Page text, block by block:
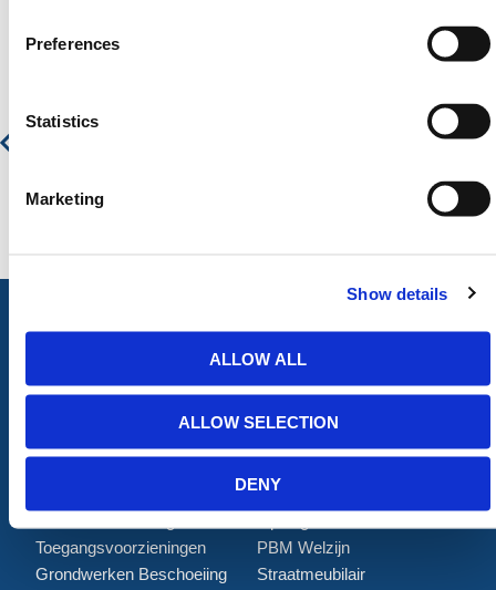
Preferences
Statistics
Marketing
Show details
ALLOW ALL
ALLOW SELECTION
DENY
Toegangsvoorzieningen
Grondwerken Beschoeiing
Tillen en Transport
Afval en absorptiemateriaal
PBM Welzijn
Straatmeubilair